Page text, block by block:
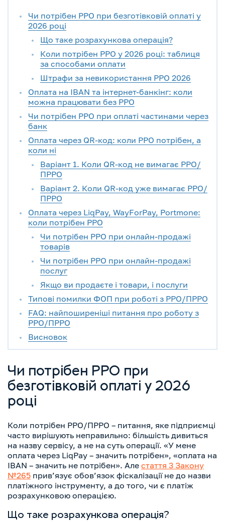
Чи потрібен РРО при безготівковій оплаті у
2026 році
Що таке розрахункова операція?
Коли потрібен РРО у 2026 році: таблиця
за способами оплати
Штрафи за невикористання РРО 2026
Оплата на IBAN та інтернет-банкінг: коли
можна працювати без РРО
Чи потрібен РРО при оплаті частинами через
банк
Оплата через QR-код: коли РРО потрібен, а
коли ні
Варіант 1. Коли QR-код не вимагає РРО/
ПРРО
Варіант 2. Коли QR-код уже вимагає РРО/
ПРРО
Оплата через LiqPay, WayForPay, Portmone:
коли потрібен РРО
Чи потрібен РРО при онлайн-продажі
товарів
Чи потрібен РРО при онлайн-продажі
послуг
Якщо ви продаєте і товари, і послуги
Типові помилки ФОП при роботі з РРО/ПРРО
FAQ: найпоширеніші питання про роботу з
РРО/ПРРО
Висновок
Чи потрібен РРО при
безготівковій оплаті у 2026
році
Коли потрібен РРО/ПРРО – питання, яке підприємці
часто вирішують неправильно: більшість дивиться
на назву сервісу, а не на суть операції. «У мене
оплата через LiqPay – значить потрібен», «оплата на
IBAN – значить не потрібен». Але стаття 3 Закону
№265 прив’язує обов’язок фіскалізації не до назви
платіжного інструменту, а до того, чи є платіж
розрахунковою операцією.
Що таке розрахункова операція?